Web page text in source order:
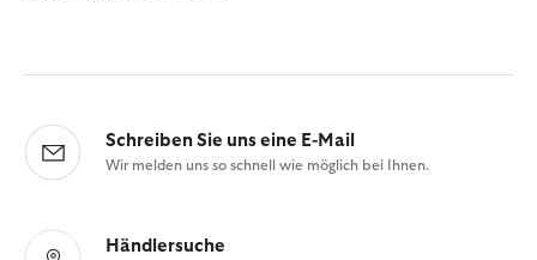
Schreiben Sie uns eine E-Mail
Wir melden uns so schnell wie möglich bei Ihnen.
Händlersuche